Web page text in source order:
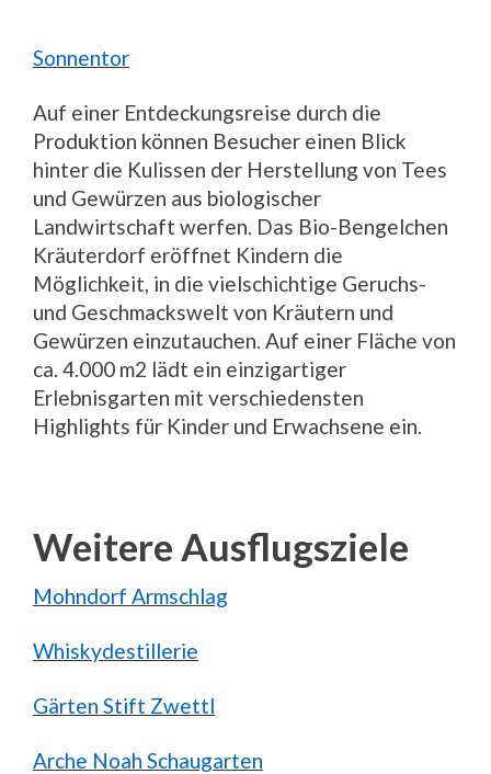
Sonnentor
Auf einer Entdeckungsreise durch die
Produktion können Besucher einen Blick
hinter die Kulissen der Herstellung von Tees
und Gewürzen aus biologischer
Landwirtschaft werfen. Das Bio-Bengelchen
Kräuterdorf eröffnet Kindern die
Möglichkeit, in die vielschichtige Geruchs-
und Geschmackswelt von Kräutern und
Gewürzen einzutauchen. Auf einer Fläche von
ca. 4.000 m2 lädt ein einzigartiger
Erlebnisgarten mit verschiedensten
Highlights für Kinder und Erwachsene ein.
Weitere Ausflugsziele
Mohndorf Armschlag
Whiskydestillerie
Gärten Stift Zwettl
Arche Noah Schaugarten